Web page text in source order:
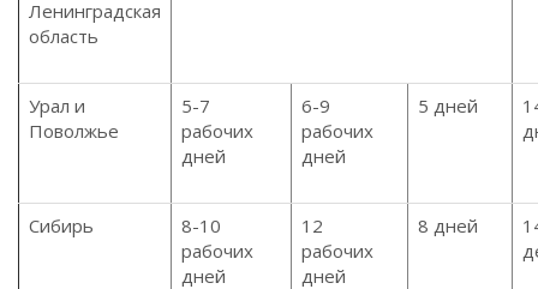
Ленинградская
область
Урал и
Поволжье
5-7
рабочих
дней
6-9
рабочих
дней
5 дней
Сибирь
8-10
рабочих
дней
12
рабочих
дней
8 дней